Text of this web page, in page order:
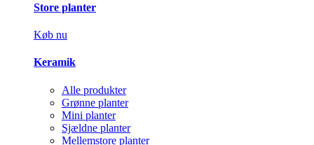
Store planter
Køb nu
Keramik
Alle produkter
Grønne planter
Mini planter
Sjældne planter
Mellemstore planter